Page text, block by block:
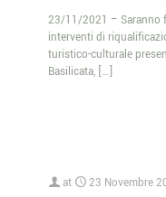
23/11/2021 – Saranno
interventi di
turistico-culturale
Basilicata, […]
at 23 Novembre